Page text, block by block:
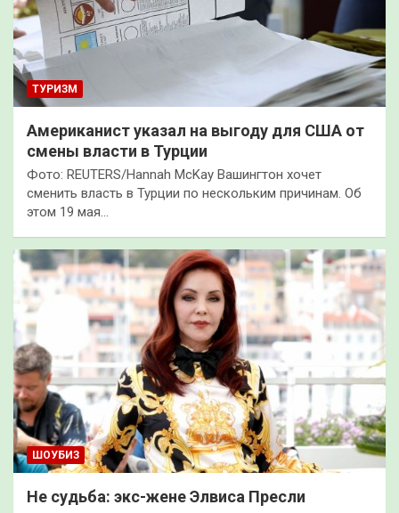
ТУРИЗМ
Американист указал на выгоду для США от
смены власти в Турции
Фото: REUTERS/Hannah McKay Вашингтон хочет
сменить власть в Турции по нескольким причинам. Об
этом 19 мая…
ШОУБИЗ
Не судьба: экс-жене Элвиса Пресли